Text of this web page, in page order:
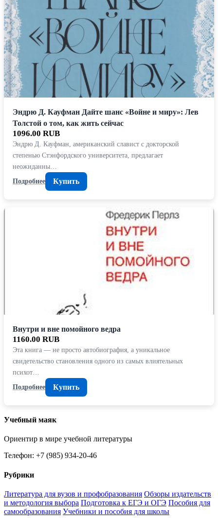
Эндрю Д. Кауфман Дайте шанс «Войне и миру»: Лев
Толстой о том, как жить сейчас
1096.00 RUB
Эндрю Д. Кауфман, американский славист с докторской
степенью Стэнфордского университета, предлагает
неожиданны…
Подробнее
Купить
Внутри и вне помойного ведра
1160.00 RUB
Эта книга — не просто автобиография, а уникальное
свидетельство становления одного из самых влиятельных
психот…
Подробнее
Купить
Учебный маяк
Ориентир в мире учебной литературы
Телефон: +7 (985) 934-20-46
Рубрики
Литература для вузов и профобразования Обзоры издательств
и методология выбора Подготовка к ЕГЭ и ОГЭ Пособия для
самообразования Учебники и пособия для школы